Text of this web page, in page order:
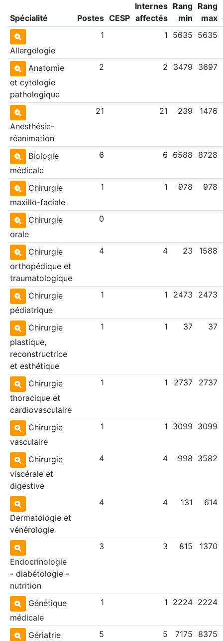
Spécialité Postes CESP
Internes
affectés
Rang
min
Rang
max
Allergologie
1 1 5635 5635
Anatomie
et cytologie
pathologique
2 2 3479 3697
Anesthésie-
réanimation
21 21 239 1476
Biologie
médicale
6 6 6588 8728
Chirurgie
maxillo-faciale
1 1 978 978
Chirurgie
orale
0
Chirurgie
orthopédique et
traumatologique
4 4 23 1588
Chirurgie
pédiatrique
1 1 2473 2473
Chirurgie
plastique,
reconstructrice
et esthétique
1 1 37 37
Chirurgie
thoracique et
cardiovasculaire
1 1 2737 2737
Chirurgie
vasculaire
1 1 3099 3099
Chirurgie
viscérale et
digestive
4 4 998 3582
Dermatologie et
vénérologie
4 4 131 614
Endocrinologie
- diabétologie -
nutrition
3 3 815 1370
Génétique
médicale
1 1 2224 2224
Gériatrie 5 5 7175 8375